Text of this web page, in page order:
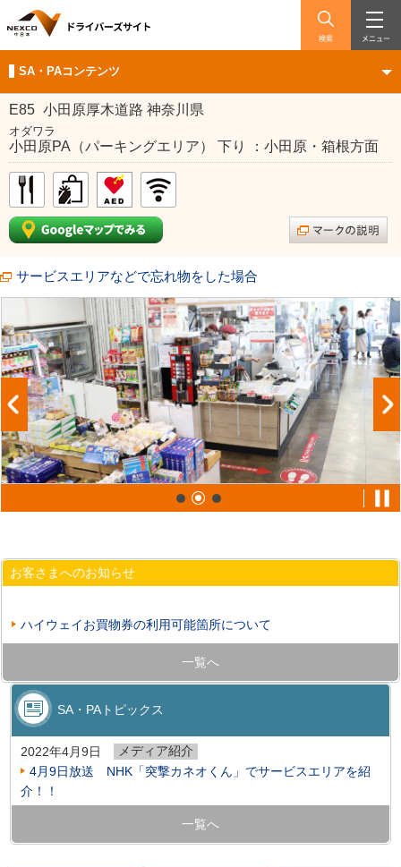
検索 メニュー
SA・PAコンテンツ
E85 小田原厚木道路 神奈川県
オダワラ
小田原PA（パーキングエリア） 下り ：小田原・箱根方面
サービスエリアなどで忘れ物をした場合
お客さまへのお知らせ
ハイウェイお買物券の利用可能箇所について
一覧へ
SA・PAトピックス
2022年4月9日
メディア紹介
4月9日放送 NHK「突撃カネオくん」でサービスエリアを紹
介！！
一覧へ